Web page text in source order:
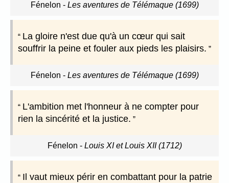
Fénelon - Les aventures de Télémaque (1699)
La gloire n'est due qu'à un cœur qui sait
souffrir la peine et fouler aux pieds les plaisirs.
Fénelon - Les aventures de Télémaque (1699)
L'ambition met l'honneur à ne compter pour
rien la sincérité et la justice.
Fénelon - Louis XI et Louis XII (1712)
Il vaut mieux périr en combattant pour la patrie